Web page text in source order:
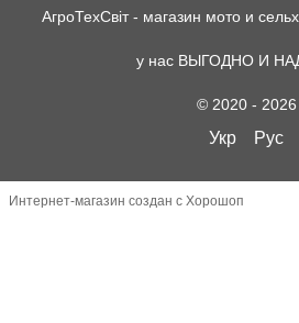
АгроТехСвіт - магазин мото и
у нас ВЫГОДНО И
© 2020 - 2026
Укр Рус
Интернет-магазин создан с Хорошоп